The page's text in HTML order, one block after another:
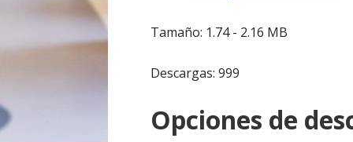
Tamaño: 1.74 - 2.16 MB
Descargas: 999
Opciones de